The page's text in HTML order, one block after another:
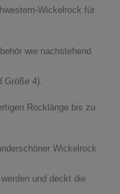
Wickelrock für
wie nachstehend
Größe 4).
Rocklänge bis zu
Wickelrock
und deckt die